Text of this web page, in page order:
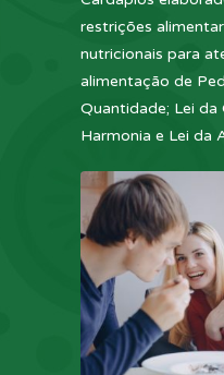
restrições
nutricionais para
alimentação de
Quantidade; Lei da
Harmonia e Lei da